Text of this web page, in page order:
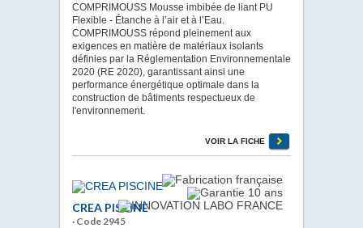
COMPRIMOUSS Mousse imbibée de liant PU
Flexible - Étanche à l’air et à l’Eau.
COMPRIMOUSS répond pleinement aux
exigences en matière de matériaux isolants
définies par la Réglementation Environnementale
2020 (RE 2020), garantissant ainsi une
performance énergétique optimale dans la
construction de bâtiments respectueux de
l'environnement.
VOIR LA FICHE
CREA PISCINE
· Code 2945